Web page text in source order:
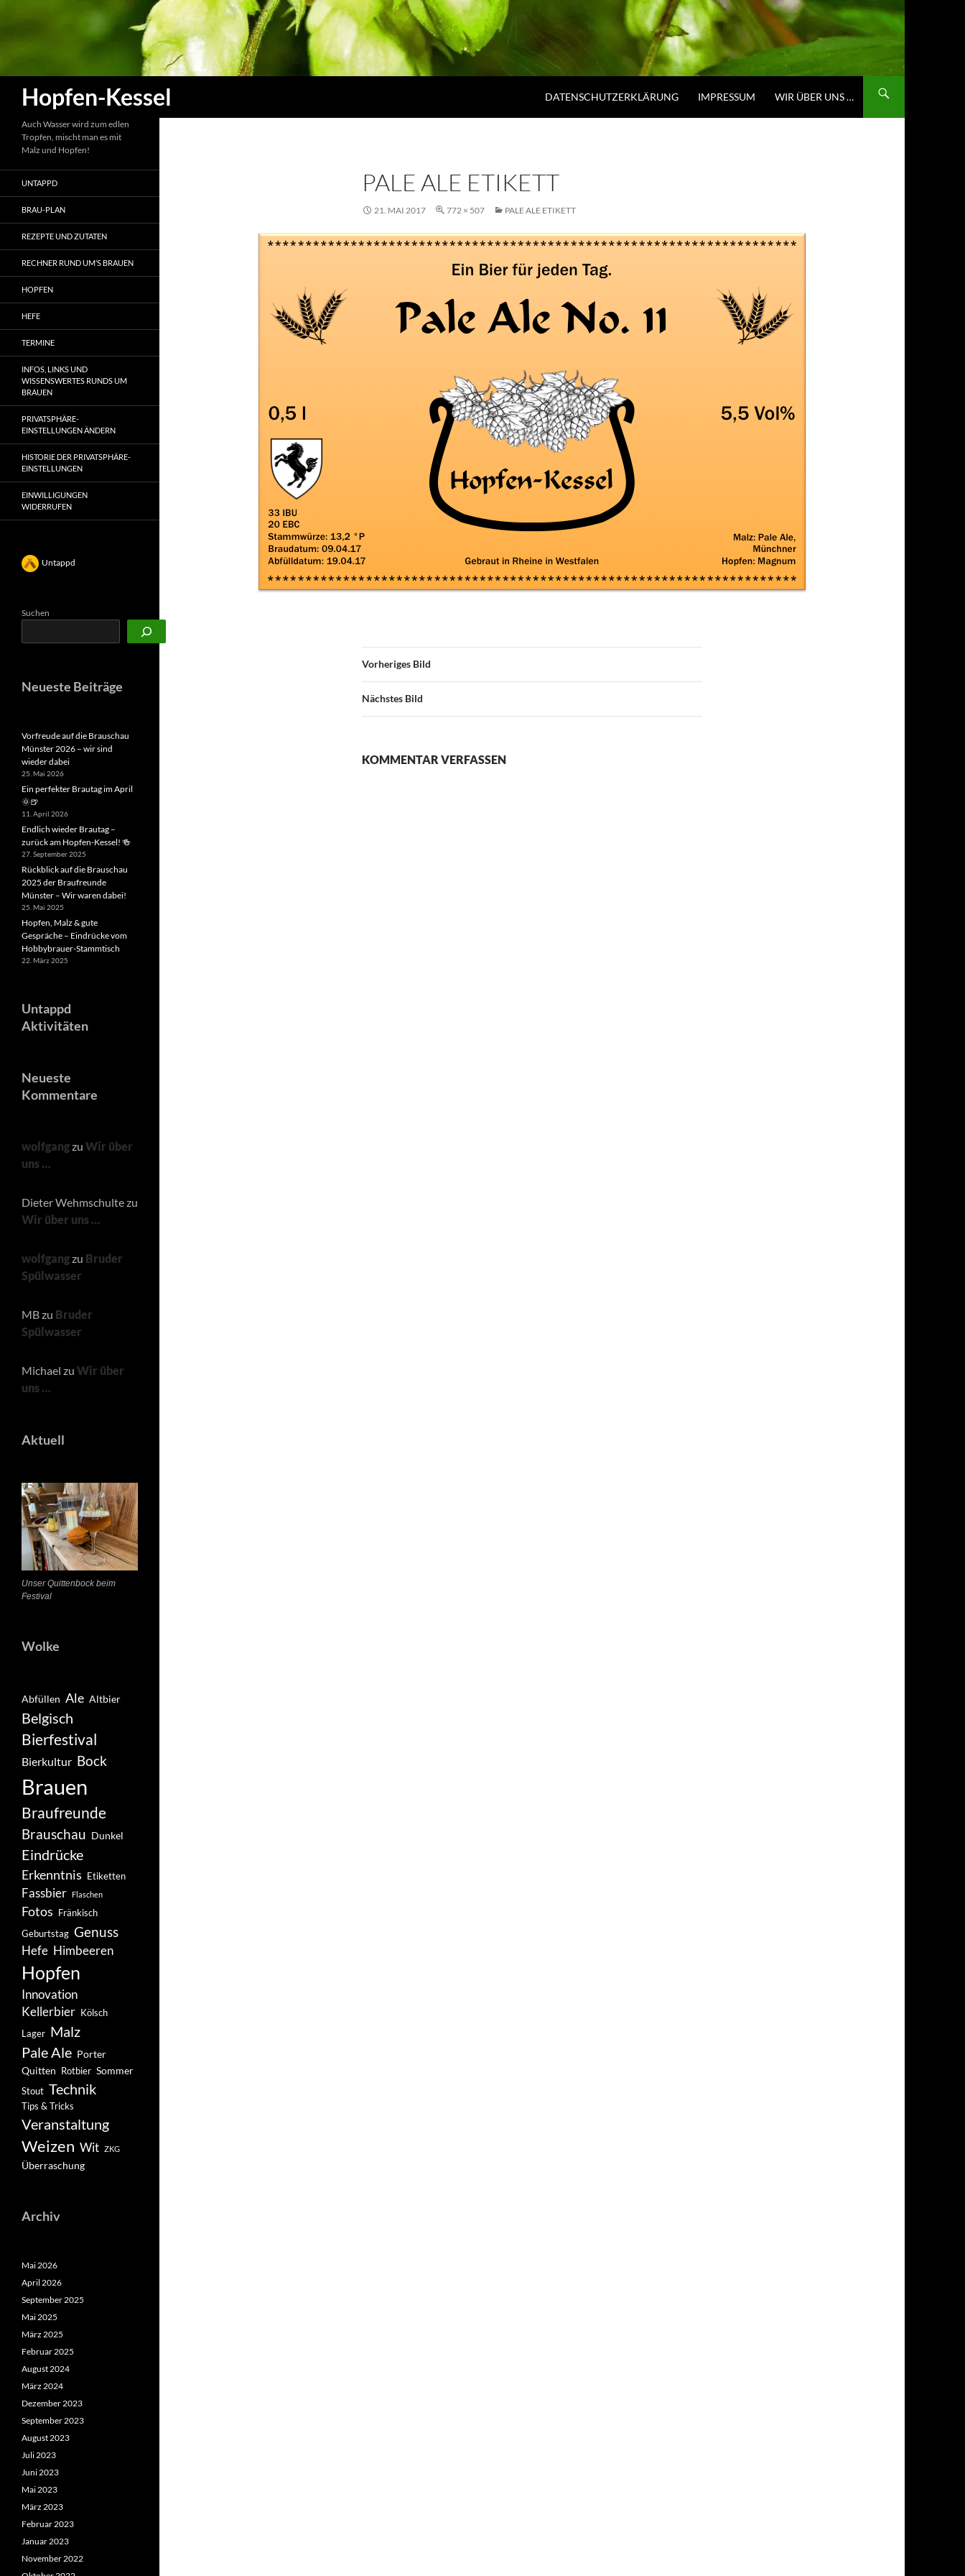
Hopfen-Kessel DATENSCHUTZERKLÄRUNG IMPRESSUM WIR ÜBER UNS …
PALE ALE ETIKETT
21. MAI 2017 772 × 507 PALE ALE ETIKETT
Vorheriges Bild
Nächstes Bild
KOMMENTAR VERFASSEN
Auch Wasser wird zum edlen
Tropfen, mischt man es mit
Malz und Hopfen!
UNTAPPD
BRAU-PLAN
REZEPTE UND ZUTATEN
RECHNER RUND UM’S BRAUEN
HOPFEN
HEFE
TERMINE
INFOS, LINKS UND
WISSENSWERTES RUNDS UM
BRAUEN
PRIVATSPHÄRE-
EINSTELLUNGEN ÄNDERN
HISTORIE DER PRIVATSPHÄRE-
EINSTELLUNGEN
EINWILLIGUNGEN
WIDERRUFEN
Untappd
Suchen
Neueste Beiträge
Vorfreude auf die Brauschau
Münster 2026 – wir sind
wieder dabei
25. Mai 2026
Ein perfekter Brautag im April
🌞🍺
11. April 2026
Endlich wieder Brautag –
zurück am Hopfen-Kessel! 🍻
27. September 2025
Rückblick auf die Brauschau
2025 der Braufreunde
Münster – Wir waren dabei!
25. Mai 2025
Hopfen, Malz & gute
Gespräche – Eindrücke vom
Hobbybrauer-Stammtisch
22. März 2025
Untappd
Aktivitäten
Neueste
Kommentare
wolfgangzu Wir über
uns …
Dieter Wehmschultezu
Wir über uns …
wolfgangzu Bruder
Spülwasser
MBzu Bruder
Spülwasser
Michael zu Wir über
uns …
Aktuell
Unser Quittenbock beim
Festival
Wolke
Abfüllen Ale Altbier
Belgisch
Bierfestival
Bierkultur Bock
Brauen
Braufreunde
Brauschau Dunkel
Eindrücke
Erkenntnis Etiketten
Fassbier Flaschen
Fotos Fränkisch
Geburtstag Genuss
Hefe Himbeeren
Hopfen
Innovation
Kellerbier Kölsch
Lager Malz
Pale Ale Porter
Quitten Rotbier Sommer
Stout Technik
Tips & Tricks
Veranstaltung
Weizen Wit ZKG
Überraschung
Archiv
Mai 2026
April 2026
September 2025
Mai 2025
März 2025
Februar 2025
August 2024
März 2024
Dezember 2023
September 2023
August 2023
Juli 2023
Juni 2023
Mai 2023
März 2023
Februar 2023
Januar 2023
November 2022